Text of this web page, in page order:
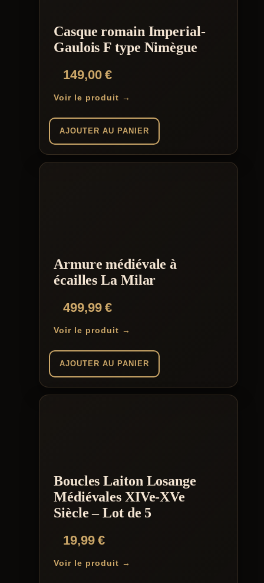
Casque romain Imperial-
Gaulois F type Nimègue
149,00€
Voir le produit →
AJOUTER AU PANIER
Armure médiévale à
écailles La Milar
499,99€
Voir le produit →
AJOUTER AU PANIER
Boucles Laiton Losange
Médiévales XIVe-XVe
Siècle – Lot de 5
19,99€
Voir le produit →